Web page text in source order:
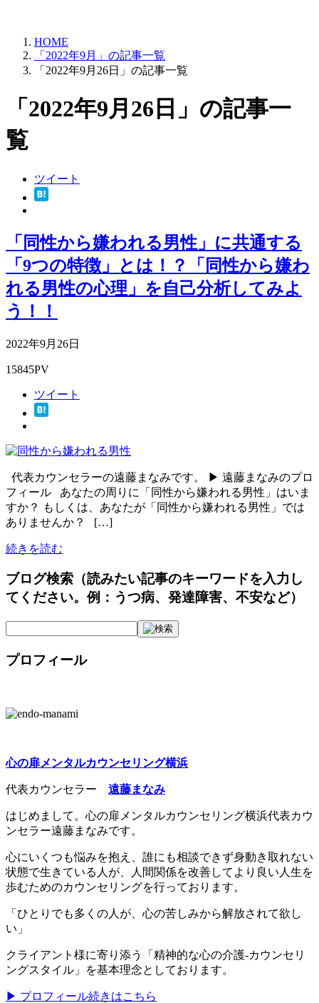
HOME
「2022年9月」の記事一覧
「2022年9月26日」の記事一覧
「2022年9月26日」の記事一
覧
ツイート
「同性から嫌われる男性」に共通する
「9つの特徴」とは！？「同性から嫌わ
れる男性の心理」を自己分析してみよ
う！！
2022年9月26日
15845PV
ツイート
代表カウンセラーの遠藤まなみです。 ▶ 遠藤まなみのプロ
フィール あなたの周りに「同性から嫌われる男性」はいま
すか？ もしくは、あなたが「同性から嫌われる男性」では
ありませんか？ […]
続きを読む
ブログ検索（読みたい記事のキーワードを入力し
てください。例：うつ病、発達障害、不安など）
プロフィール
心の扉メンタルカウンセリング横浜
代表カウンセラー 遠藤まなみ
はじめまして。心の扉メンタルカウンセリング横浜代表カウ
ンセラー遠藤まなみです。
心にいくつも悩みを抱え、誰にも相談できず身動き取れない
状態で生きている人が、人間関係を改善してより良い人生を
歩むためのカウンセリングを行っております。
「ひとりでも多くの人が、心の苦しみから解放されて欲し
い」
クライアント様に寄り添う「精神的な心の介護-カウンセリ
ングスタイル」を基本理念としております。
▶ プロフィール続きはこちら